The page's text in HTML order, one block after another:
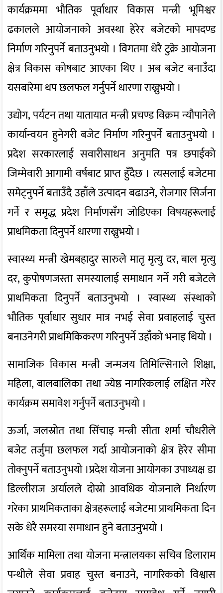
कार्यक्रममा भौतिक पूर्वाधार विकास मन्त्री भूमिश्वर
ढकालले आयोजनाको अवस्था हेरेर बजेटको मापदण्ड
निर्माण गरिनुपर्ने बताउनुभयो । विगतमा धेरै टुक्रे आयोजना
क्षेत्र विकास कोषबाट आएका थिए । अब बजेट बनाउँदा
यसबारेमा थप छलफल गर्नुपर्ने धारणा राख्नुभयो ।
उद्योग, पर्यटन तथा यातायात मन्त्री प्रचण्ड विक्रम न्यौपानेले
कार्यान्वयन हुनेगरी बजेट निर्माण गरिनुपर्ने बताउनुभयो ।
प्रदेश सरकारलाई सवारीसाधन अनुमति पत्र छपाईको
जिम्मेवारी आगामी वर्षबाट प्राप्त हुँदैछ । त्यसलाई बजेटमा
समेट्नुपर्ने बताउँदै उहाँले उत्पादन बढाउने, रोजगार सिर्जना
गर्ने र समृद्ध प्रदेश निर्माणसँग जोडिएका विषयहरूलाई
प्राथमिकता दिनुपर्ने धारणा राख्नुभयो ।
स्वास्थ्य मन्त्री खेमबहादुर सारुले मातृ मृत्यु दर, बाल मृत्यु
दर, कुपोषणजस्ता समस्यालाई समाधान गर्ने गरी बजेटले
प्राथमिकता दिनुपर्ने बताउनुभयो । स्वास्थ्य संस्थाको
भौतिक पूर्वाधार सुधार मात्र नभई सेवा प्रवाहलाई चुस्त
बनाउनेगरी प्राथमिकिकरण गरिनुपर्ने उहाँको भनाइ थियो ।
सामाजिक विकास मन्त्री जन्मजय तिमिल्सिनाले शिक्षा,
महिला, बालबालिका तथा ज्येष्ठ नागरिकलाई लक्षित गरेर
कार्यक्रम समावेश गर्नुपर्ने बताउनुभयो ।
ऊर्जा, जलस्रोत तथा सिंचाइ मन्त्री सीता शर्मा चौधरीले
बजेट तर्जुमा छलफल गर्दा आयोजनाको क्षेत्र हेरेर सीमा
तोक्नुपर्ने बताउनुभयो ।प्रदेश योजना आयोगका उपाध्यक्ष डा
डिल्लीराज अर्यालले दोस्रो आवधिक योजनाले निर्धारण
गरेका प्राथमिकताका क्षेत्रहरूलाई बजेटमा प्राथमिकता दिन
सके धेरै समस्या समाधान हुने बताउनुभयो ।
आर्थिक मामिला तथा योजना मन्त्रालयका सचिव डिलाराम
पन्थीले सेवा प्रवाह चुस्त बनाउने, नागरिकको विश्वास